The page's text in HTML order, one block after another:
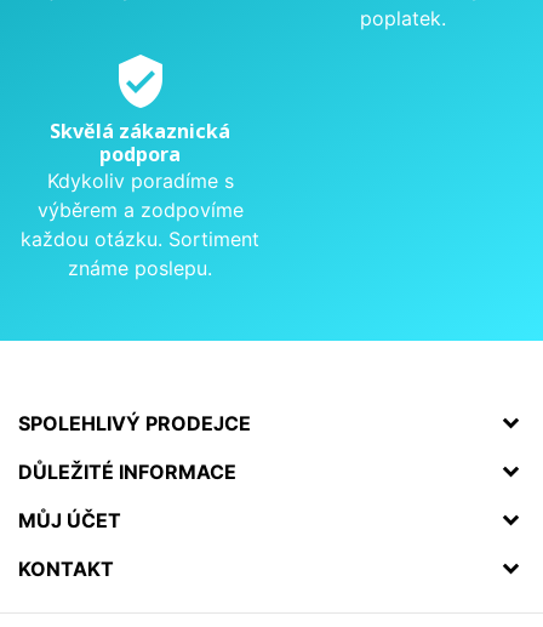
poplatek.
verified_user
Skvělá zákaznická
podpora
Kdykoliv poradíme s
výběrem a zodpovíme
každou otázku. Sortiment
známe poslepu.
SPOLEHLIVÝ PRODEJCE
DŮLEŽITÉ INFORMACE
MŮJ ÚČET
KONTAKT